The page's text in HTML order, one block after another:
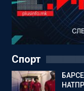
Спорт